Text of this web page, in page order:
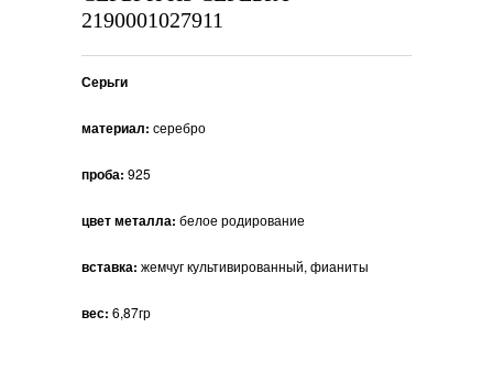
2190001027911
Серьги
материал: серебро
проба: 925
цвет металла: белое родирование
вставка: жемчуг культивированный, фианиты
вес: 6,87гр